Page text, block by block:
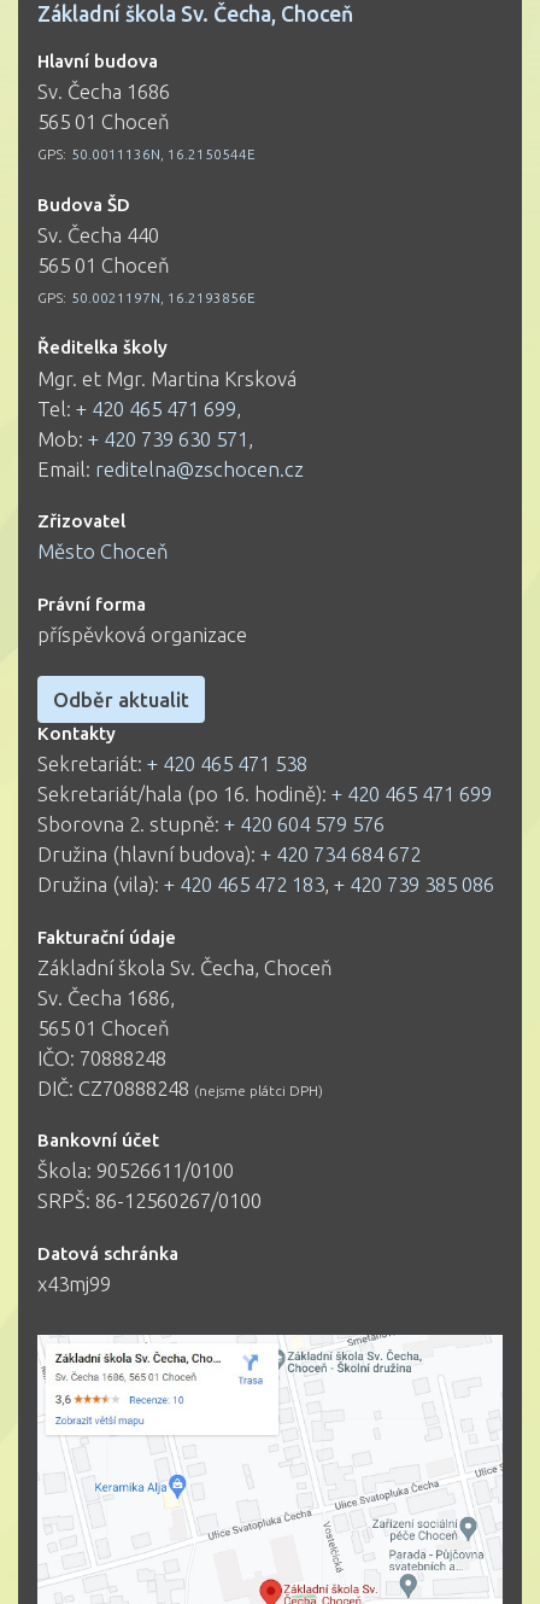
Základní škola Sv. Čecha, Choceň
Hlavní budova
Sv. Čecha 1686
565 01 Choceň
GPS: 50.0011136N, 16.2150544E
Budova ŠD
Sv. Čecha 440
565 01 Choceň
GPS: 50.0021197N, 16.2193856E
Ředitelka školy
Mgr. et Mgr. Martina Krsková
Tel: + 420 465 471 699
Mob: + 420 739 630 571
Email: reditelna@zschocen.cz
Zřizovatel
Město Choceň
Právní forma
příspěvková organizace
Odběr aktualit
Kontakty
Sekretariát: + 420 465 471 538
Sekretariát/hala (po 16. hodině): + 420 465 471 699
Sborovna 2. stupně: + 420 604 579 576
Družina (hlavní budova): + 420 734 684 672
Družina (vila): + 420 465 472 183, + 420 739 385 086
Fakturační údaje
Základní škola Sv. Čecha, Choceň
Sv. Čecha 1686,
565 01 Choceň
IČO: 70888248
DIČ: CZ70888248 (nejsme plátci DPH)
Bankovní účet
Škola: 90526611/0100
SRPŠ: 86-12560267/0100
Datová schránka
x43mj99